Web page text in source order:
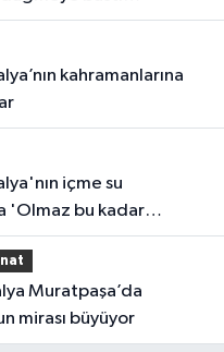
zamanlı çalışma
'Olmaz bu kadar
mirası büyüyor